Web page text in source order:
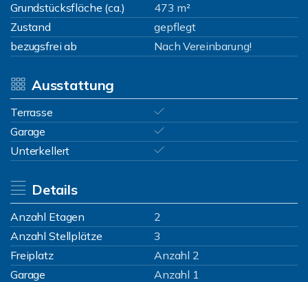
Grundstücksfläche (ca.)
473 m²
Zustand
gepflegt
bezugsfrei ab
Nach Vereinbarung!
Ausstattung
Terrasse
Garage
Unterkellert
Details
Anzahl Etagen
2
Anzahl Stellplätze
3
Freiplatz
Anzahl 2
Garage
Anzahl 1